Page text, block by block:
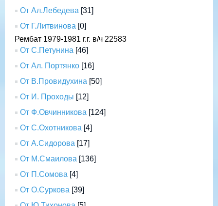
От Ал.Лебедева [31]
От Г.Литвинова [0]
Рембат 1979-1981 г.г. в/ч 22583
От С.Петунина [46]
От Ал. Портянко [16]
От В.Провидухина [50]
От И. Проходы [12]
От Ф.Овчинникова [124]
От С.Охотникова [4]
От А.Сидорова [17]
От М.Смаилова [136]
От П.Сомова [4]
От О.Суркова [39]